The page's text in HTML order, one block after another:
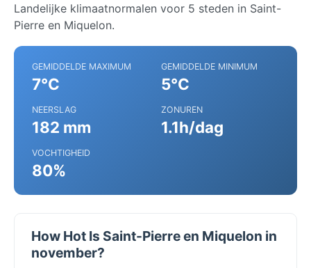
Landelijke klimaatnormalen voor 5 steden in Saint-
Pierre en Miquelon.
GEMIDDELDE MAXIMUM
7°C
GEMIDDELDE MINIMUM
5°C
NEERSLAG
182 mm
ZONUREN
1.1h/dag
VOCHTIGHEID
80%
How Hot Is Saint-Pierre en Miquelon in
november?